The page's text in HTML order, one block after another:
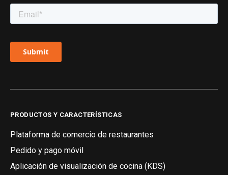
PRODUCTOS Y CARACTERÍSTICAS
Plataforma de comercio de restaurantes
Pedido y pago móvil
Aplicación de visualización de cocina (KDS)